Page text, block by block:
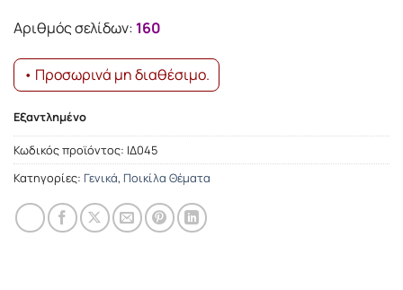
Αριθμός σελίδων: 160
• Προσωρινά μη διαθέσιμο.
Εξαντλημένο
Κωδικός προϊόντος: ΙΔ045
Κατηγορίες: Γενικά, Ποικίλα Θέματα